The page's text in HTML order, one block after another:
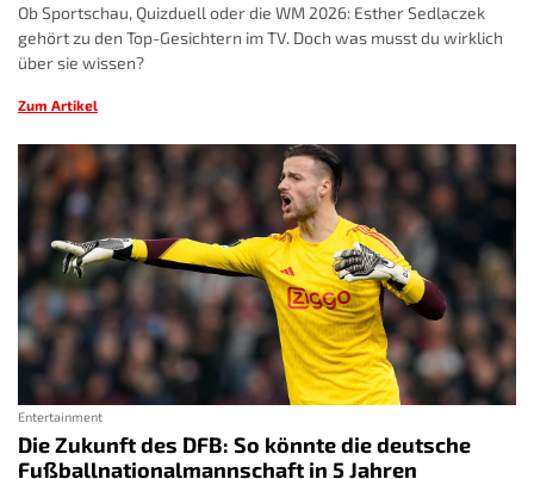
Ob Sportschau, Quizduell oder die WM 2026: Esther Sedlaczek
gehört zu den Top-Gesichtern im TV. Doch was musst du wirklich
über sie wissen?
Zum Artikel
Entertainment
Die Zukunft des DFB: So könnte die deutsche
Fußballnationalmannschaft in 5 Jahren